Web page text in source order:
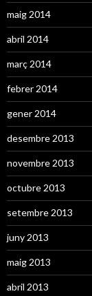
maig 2014
abril 2014
març 2014
febrer 2014
gener 2014
desembre 2013
novembre 2013
octubre 2013
setembre 2013
juny 2013
maig 2013
abril 2013